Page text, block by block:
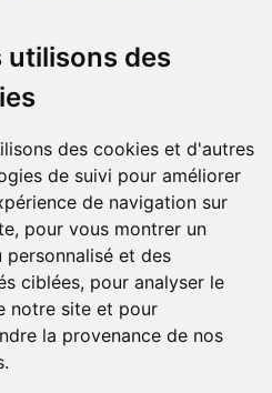
utilisons des
des cookies et d'autres
de suivi pour améliorer
de navigation sur
pour vous montrer un
personnalisé et des
ciblées, pour analyser le
notre site et pour
la provenance de nos
Tous droits réservés
Internet avec Apotekisto